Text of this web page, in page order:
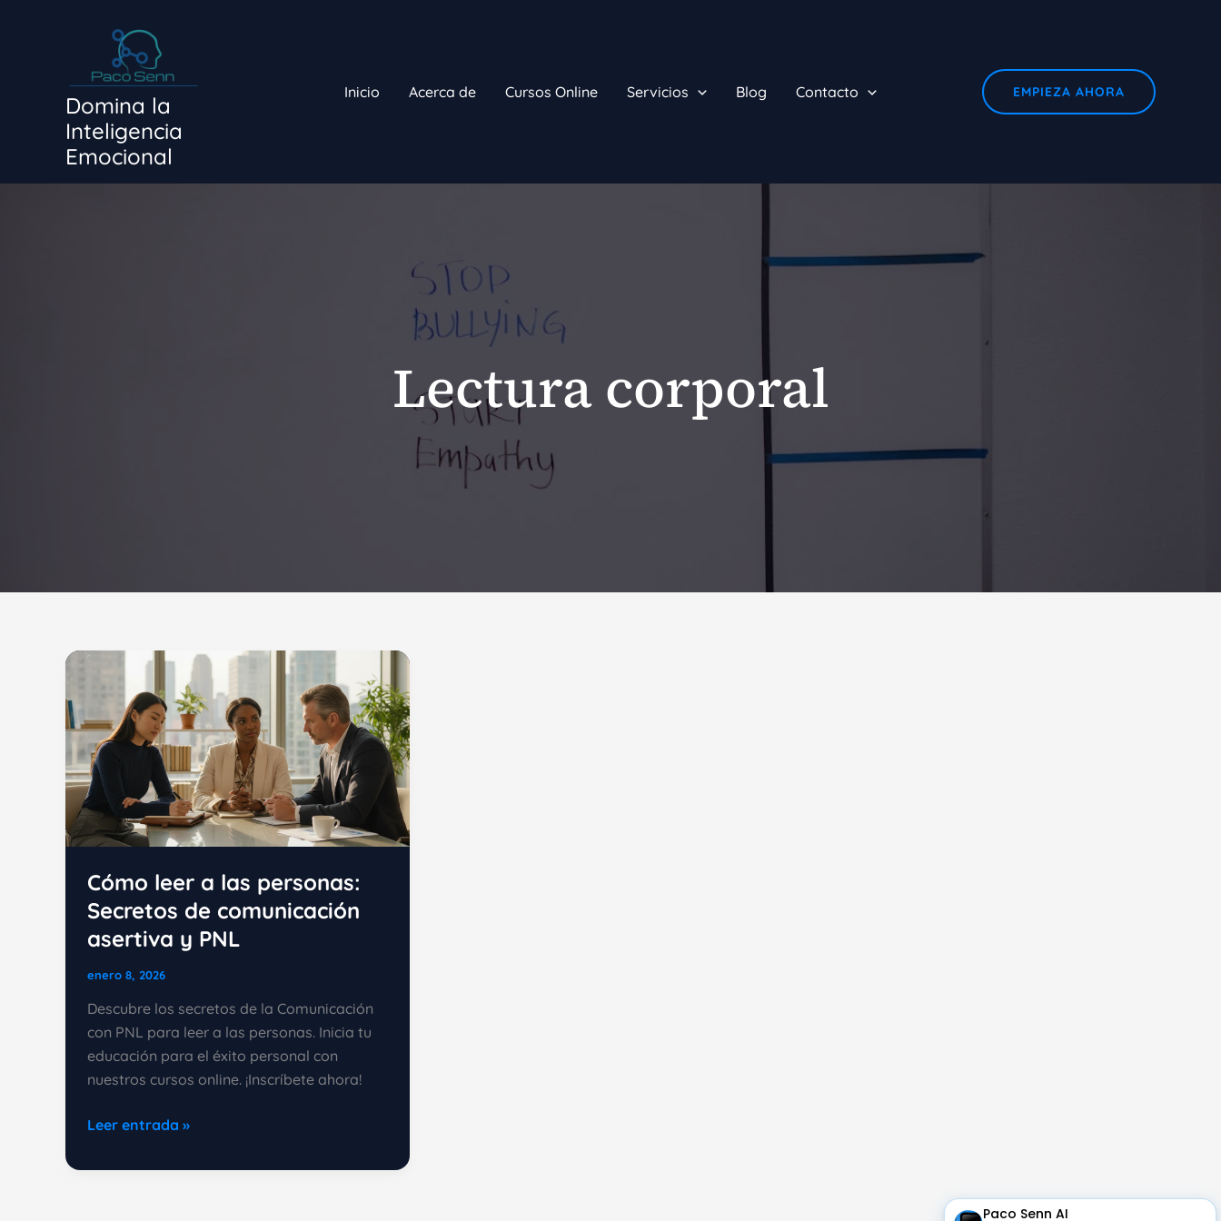
Domina la
Inteligencia
Emocional
Inicio Acerca de Cursos Online Servicios Blog Contacto EMPIEZA AHORA
Lectura corporal
Cómo leer a las personas:
Secretos de comunicación
asertiva y PNL
enero 8, 2026
Descubre los secretos de la Comunicación
con PNL para leer a las personas. Inicia tu
educación para el éxito personal con
nuestros cursos online. ¡Inscríbete ahora!
Cómo
a
Leer entrada »